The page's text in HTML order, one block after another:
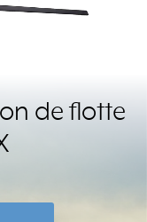
de flotte